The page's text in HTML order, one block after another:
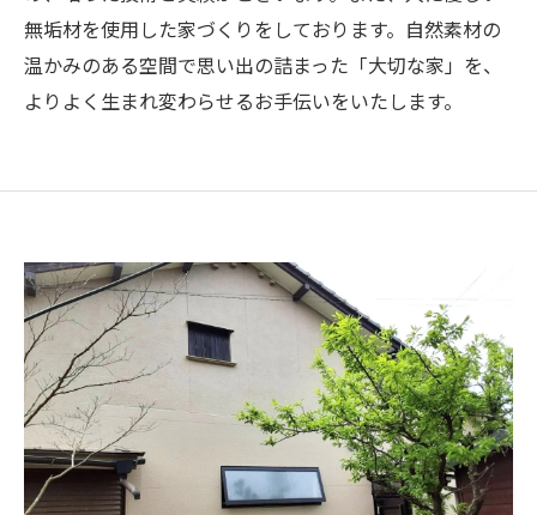
無垢材を使用した家づくりをしております。自然素材の
温かみのある空間で思い出の詰まった「大切な家」を、
よりよく生まれ変わらせるお手伝いをいたします。